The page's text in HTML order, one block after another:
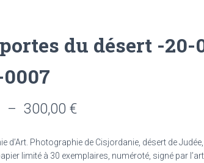
du désert -20-
– 300,00 €Plage
prix :
d’Art. Photographie de Cisjordanie, désert de
limité à 30 exemplaires, numéroté, signé par